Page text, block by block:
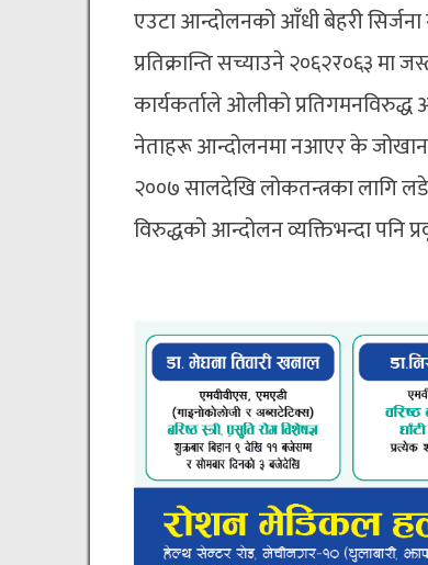
एउटा आन्दोलनको आँधी बेहरी
प्रतिक्रान्ति सच्याउने २०६२र०६३ मा
कार्यकर्ताले ओलीको
नेताहरू आन्दोलनमा नआएर के
२००७ सालदेखि लोकतन्त्रका लागि
विरुद्धको आन्दोलन व्यक्तिभन्दा पनि